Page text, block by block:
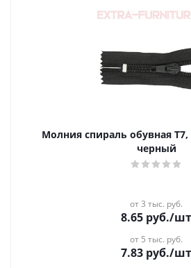
Молния спираль обувная Т7,
черный
от 3 тыс. руб.
8.65 руб./шт
от 5 тыс. руб.
7.83 руб./шт